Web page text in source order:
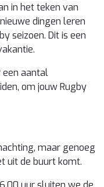
in het teken van
dingen leren
seizoen. Dit is een
een aantal
om jouw Rugby
maar genoeg
uit de buurt komt.